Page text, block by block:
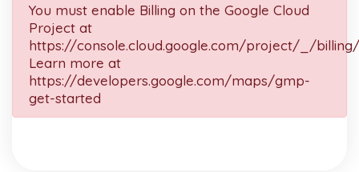
You must enable Billing on the Google Cloud
Project at
https://console.cloud.google.com/project/_/
Learn more at
https://developers.google.com/maps/gmp-
get-started